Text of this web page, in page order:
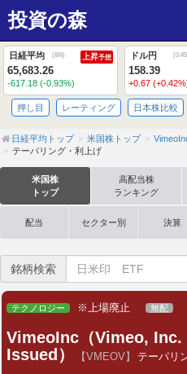
投資の森
日経平均 (8/6) 上昇予想
65,683.26
-617.18 (-0.93%)
ドル円 (0:45
158.39
+0.67
押し目 レーティング 日本株比較
日経平均トップ 米国株トップ
テーパリング・利上げ
米国株
トップ
高配当株
ランキング
配当 セクター別 決算
銘柄検索
テクノロジー ※上場廃止 無配
VimeoInc（Vimeo,
Issued）
【VMEOV】 テーパリ